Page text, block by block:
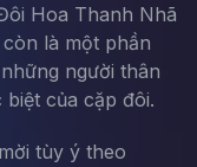
Hoa Thanh Nhã
là một phần
người thân
của cặp đôi.
tùy ý theo